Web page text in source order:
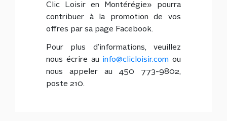
Clic Loisir en Montérégie» pourra
contribuer à la promotion de vos
offres par sa page Facebook.
Pour plus d’informations, veuillez
nous écrire au info@clicloisir.com ou
nous appeler au 450 773-9802,
poste 210.